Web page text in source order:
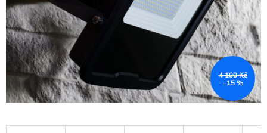
4 100 Kč
–15 %